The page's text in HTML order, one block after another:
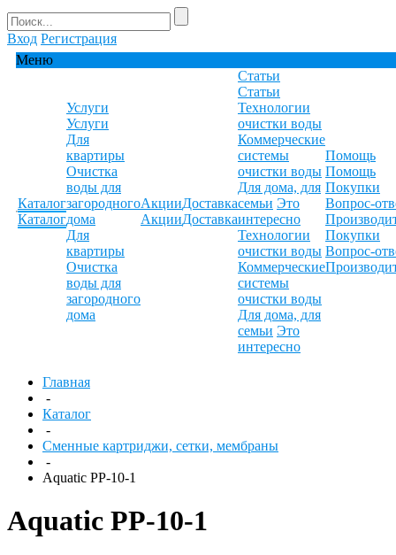
Вход Регистрация
Меню
Каталог
Каталог
Услуги
Услуги
Для
квартиры
Очистка
воды для
загородного
дома
Для
квартиры
Очистка
воды для
загородного
дома
Акции
Акции
Доставка
Доставка
Статьи
Статьи
Технологии
очистки воды
Коммерческие
системы
очистки воды
Для дома, для
семьи Это
интересно
Технологии
очистки воды
Коммерческие
системы
очистки воды
Для дома, для
семьи Это
интересно
Помощь
Помощь
Покупки
Вопрос-
Покупки
Вопрос-
Главная
-
Каталог
-
Сменные картриджи, сетки, мембраны
-
Aquatic PP-10-1
Aquatic PP-10-1